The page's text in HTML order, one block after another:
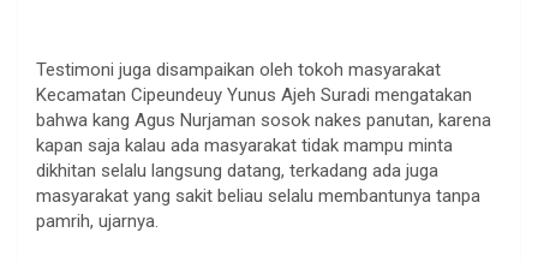
Testimoni juga disampaikan oleh tokoh masyarakat
Kecamatan Cipeundeuy Yunus Ajeh Suradi mengatakan
bahwa kang Agus Nurjaman sosok nakes panutan, karena
kapan saja kalau ada masyarakat tidak mampu minta
dikhitan selalu langsung datang, terkadang ada juga
masyarakat yang sakit beliau selalu membantunya tanpa
pamrih, ujarnya.